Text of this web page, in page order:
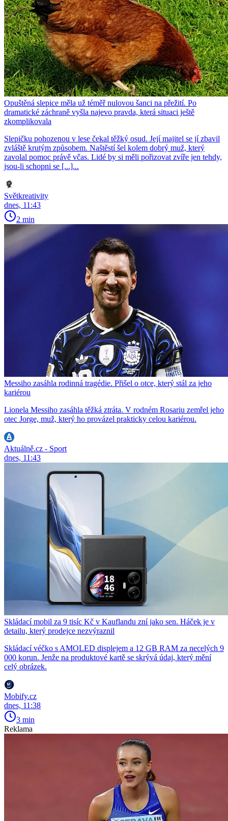
Opuštěná slepice měla už téměř nulovou šanci na přežití. Po
dramatické záchraně vyšla najevo pravda, která situaci ještě
zkomplikovala
Slepičku pohozenou v lese čekal těžký osud. Její majitel se jí zbavil
zvláště krutým způsobem. Naštěstí šel kolem dobrý muž, který
zavolal pomoc právě včas. Lidé by si měli pořizovat zvíře jen tehdy,
jsou-li schopni se [...]...
Světkreativity
dnes, 11:43
2 min
Messiho zasáhla rodinná tragédie. Přišel o otce, který stál za jeho
kariérou
Lionela Messiho zasáhla těžká ztráta. V rodném Rosariu zemřel jeho
otec Jorge, muž, který ho provázel prakticky celou kariérou.
Aktuálně.cz - Sport
dnes, 11:43
Skládací mobil za 9 tisíc Kč v Kauflandu zní jako sen. Háček je v
detailu, který prodejce nezvýraznil
Skládací véčko s AMOLED displejem a 12 GB RAM za necelých 9
000 korun. Jenže na produktové kartě se skrývá údaj, který mění
celý obrázek.
Mobify.cz
dnes, 11:38
3 min
Reklama